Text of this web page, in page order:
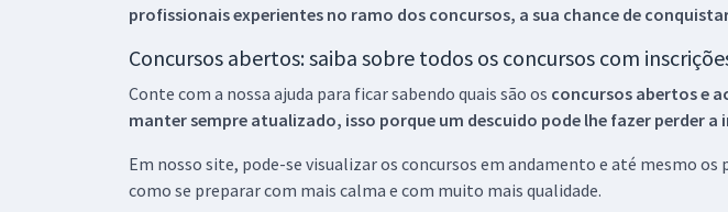
profissionais experientes no ramo dos concursos, a sua chance de
Concursos abertos: saiba sobre todos os concursos com
Conte com a nossa ajuda para ficar sabendo quais são os concursos abertos e
manter sempre atualizado, isso porque um descuido pode lhe fazer perder
Em nosso site, pode-se visualizar os concursos em andamento e até mesmo
como se preparar com mais calma e com muito mais qualidade.